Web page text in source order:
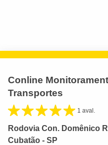
Conline
Transportes
1 aval.
Rodovia Con. Domênico
Cubatão - SP